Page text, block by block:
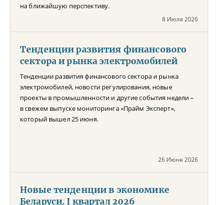
на ближайшую перспективу.
8 Июля 2026
Тенденции развития финансового
сектора и рынка электромобилей
Тенденции развития финансового сектора и рынка
электромобилей, новости регулирования, новые
проекты в промышленности и другие события недели –
в свежем выпуске мониторинга «Прайм Эксперт»,
который вышел 25 июня.
26 Июня 2026
Новые тенденции в экономике
Беларуси. I квартал 2026